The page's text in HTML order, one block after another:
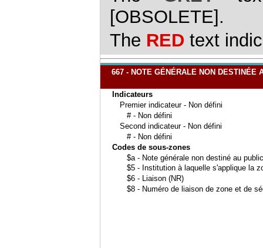
[OBSOLETE].
The RED text
667 - NOTE GÉNÉRALE NON DESTINÉE
Indicateurs
Premier indicateur - Non défini
# - Non défini
Second indicateur - Non défini
# - Non défini
Codes de sous-zones
$a - Note générale non destiné au
$5 - Institution à laquelle s'applique la
$6 - Liaison (NR)
$8 - Numéro de liaison de zone et de